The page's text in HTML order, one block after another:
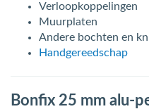
Verloopkoppelingen
Muurplaten
Andere bochten en
Handgereedschap
Bonfix 25 mm alu-